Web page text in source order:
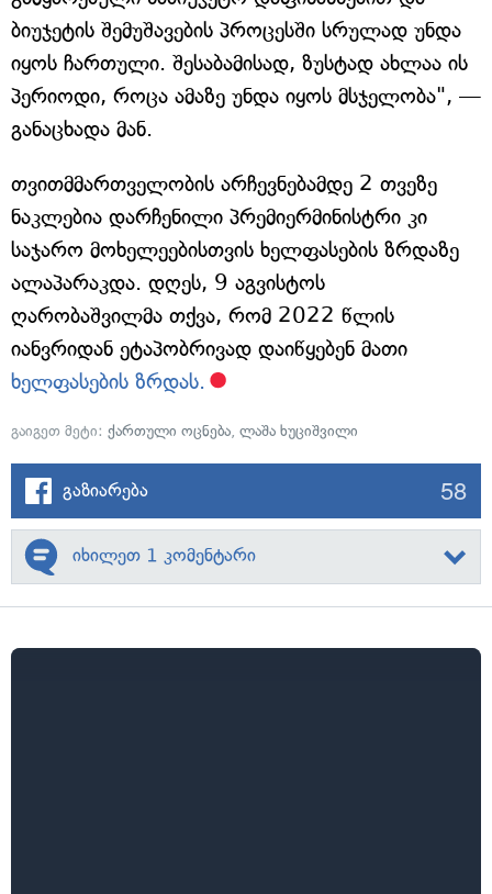
ბიუჯეტის შემუშავების პროცესში სრულად უნდა
იყოს ჩართული. შესაბამისად, ზუსტად ახლაა ის
პერიოდი, როცა ამაზე უნდა იყოს მსჯელობა", —
განაცხადა მან.
თვითმმართველობის არჩევნებამდე 2 თვეზე
ნაკლებია დარჩენილი პრემიერმინისტრი კი
საჯარო მოხელეებისთვის ხელფასების ზრდაზე
ალაპარაკდა. დღეს, 9 აგვისტოს
ღარობაშვილმა თქვა, რომ 2022 წლის
იანვრიდან ეტაპობრივად დაიწყებენ მათი
ხელფასების ზრდას.
გაიგეთ მეტი: ქართული ოცნება, ლაშა ხუციშვილი
გაზიარება 58
იხილეთ 1 კომენტარი